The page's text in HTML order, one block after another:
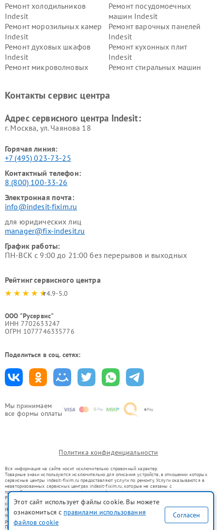
Мы принимаем
все формы оплаты
Ремонт холодильников
Indesit
Ремонт посудомоечных
машин Indesit
Ремонт морозильных камер
Indesit
Ремонт варочных панелей
Indesit
Ремонт духовых шкафов
Indesit
Ремонт кухонных плит
Indesit
Ремонт микроволновых
Ремонт стиральных машин
Indesit
Indesit
Контакты сервис центра
Адрес сервисного центра Indesit:
г. Москва, ул. Чаянова 18
Горячая линия:
+7 (495) 023-73-25
Контактный телефон:
8 (800) 100-33-26
Электронная почта:
info@indesit-fixim.ru
для юридических лиц
manager@fix-indesit.ru
График работы:
ПН-ВСК с 9:00 до 21:00 без перерывов и выходных
Рейтинг сервисного центра
4.9-5.0
ООО "Русервис"
ИНН 7702633247
ОГРН 1077746335776
Поделиться в соц. сетях:
Политика конфиденциальности
Вся информация на сайте носит исключительно справочный характер.
Товарные знаки используются исключительно для описания устройств, в отношении которых
сервисные центры indesit-fixim.ru предоставляют услуги по ремонту. Услуги оказываются в
неавторизованных сервисных центрах indesit-fixim.ru, которые не связаны с
правообладателями товарных знаков или их официальными представителями.
Ремонт осуществляется для устройств, уже введенных в гражданский оборот в соответствии
со статьей 1487 ГК РФ.
Использование товарных знаков не преследует цели индивидуализации услуг или введения
потребителей в заблуждение, а служит для информирования о предоставляемых услугах по
ремонту техники указанных брендов.
Представленная на сайте информация не является публичной офертой, определяемой
Этот сайт использует файлы cookie. Вы можете
ознакомиться с правилами использования
файлов cookie
Согласен